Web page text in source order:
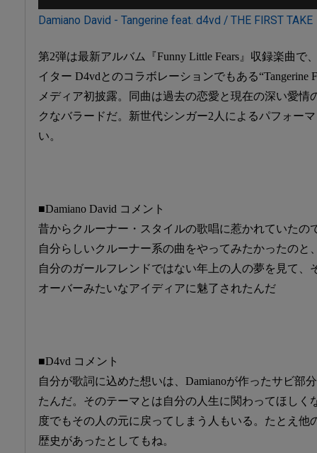
Damiano David - Tangerine feat. d4vd / THE FIRST TAKE
第2弾は最新アルバム『Funny Little Fears』収録楽曲で
イター D4vdとのコラボレーションでもある“Tangerine
メディア初披露。同曲は過去の恋愛と現在の深い愛情
クなバラードだ。新世代シンガー2人によるパフォー
い。
■Damiano David コメント
昔からクルーナー・スタイルの歌唱に惹かれていたの
自分らしいクルーナー系の曲をやってみたかったのと
自分のガールフレンドではない年上の人の夢を見て、
オーバーみたいなアイディアに魅了されたんだ
■D4vd コメント
自分が歌詞に込めた想いは、Damianoが作ったサビ部
たんだ。そのテーマとは自分の人生に関わってほしく
度でもその人の元に戻ってしまう人もいる。たとえ他
歴史があったとしてもね。